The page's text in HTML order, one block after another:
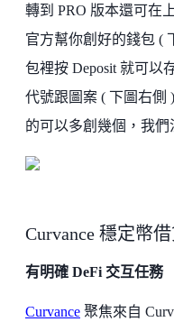
轉到 PRO 版本還可在
官方幫你創好的錢包 (
包裡按 Deposit 就可以
代號跟圖案 ( 下圖右側
的可以多創幾個，我們
Curvance 穩定幣
有明確 DeFi 交互任務
Curvance 聚焦來自